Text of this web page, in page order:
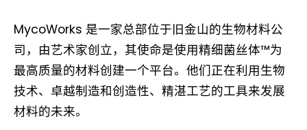
MycoWorks 是一家总部位于旧金山的生物材料公
司，由艺术家创立，其使命是使用精细菌丝体™为
最高质量的材料创建一个平台。他们正在利用生物
技术、卓越制造和创造性、精湛工艺的工具来发展
材料的未来。